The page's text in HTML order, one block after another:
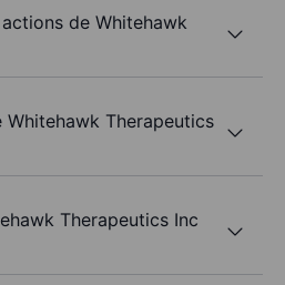
de Whitehawk
Therapeutics
Therapeutics Inc